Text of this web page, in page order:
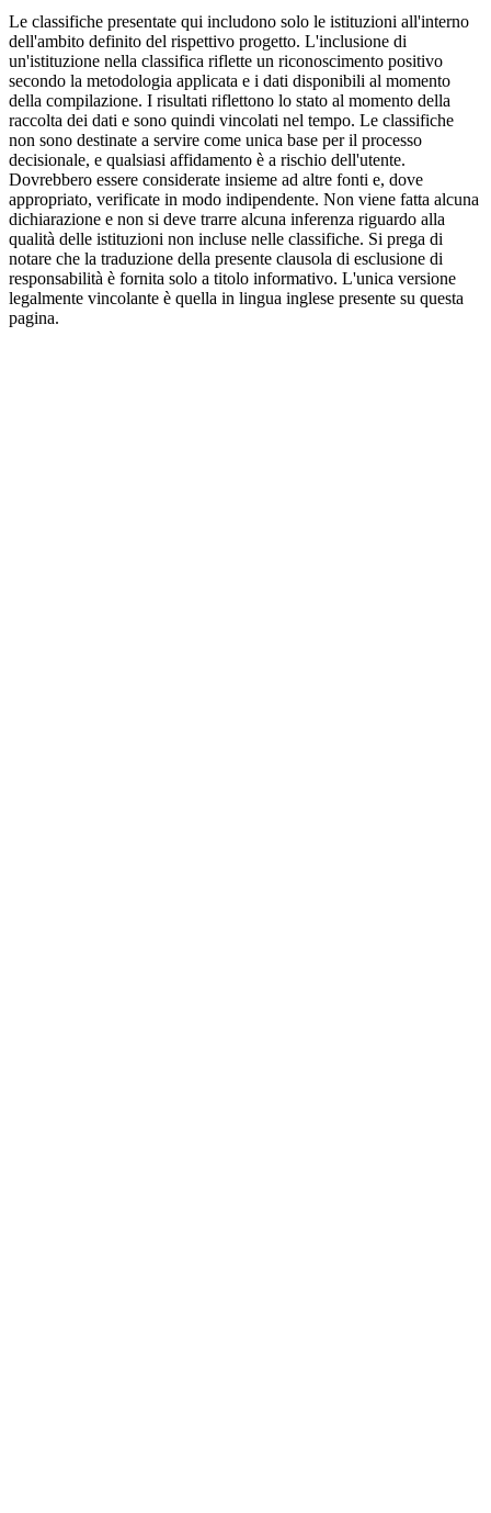
Le classifiche presentate qui includono solo le istituzioni all'interno
dell'ambito definito del rispettivo progetto. L'inclusione di
un'istituzione nella classifica riflette un riconoscimento positivo
secondo la metodologia applicata e i dati disponibili al momento
della compilazione. I risultati riflettono lo stato al momento della
raccolta dei dati e sono quindi vincolati nel tempo. Le classifiche
non sono destinate a servire come unica base per il processo
decisionale, e qualsiasi affidamento è a rischio dell'utente.
Dovrebbero essere considerate insieme ad altre fonti e, dove
appropriato, verificate in modo indipendente. Non viene fatta alcuna
dichiarazione e non si deve trarre alcuna inferenza riguardo alla
qualità delle istituzioni non incluse nelle classifiche. Si prega di
notare che la traduzione della presente clausola di esclusione di
responsabilità è fornita solo a titolo informativo. L'unica versione
legalmente vincolante è quella in lingua inglese presente su questa
pagina.